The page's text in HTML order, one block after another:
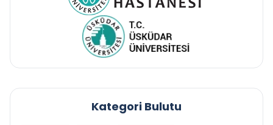
Kategori Bulutu